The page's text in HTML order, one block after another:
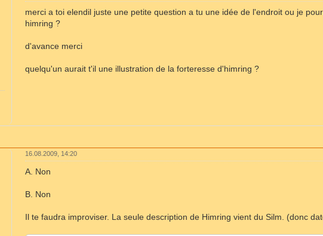
merci a toi elendil juste une petite question a tu une idée de l'endroit ou je
himring ?
d'avance merci
quelqu'un aurait t'il une illustration de la forteresse d'himring ?
16.08.2009, 14:20
A. Non
B. Non
Il te faudra improviser. La seule description de Himring vient du Silm. (donc